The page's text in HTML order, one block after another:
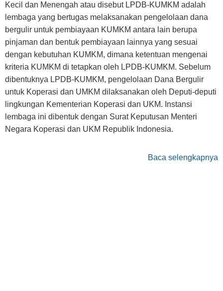
Kecil dan Menengah atau disebut LPDB-KUMKM adalah
lembaga yang bertugas melaksanakan pengelolaan dana
bergulir untuk pembiayaan KUMKM antara lain berupa
pinjaman dan bentuk pembiayaan lainnya yang sesuai
dengan kebutuhan KUMKM, dimana ketentuan mengenai
kriteria KUMKM di tetapkan oleh LPDB-KUMKM. Sebelum
dibentuknya LPDB-KUMKM, pengelolaan Dana Bergulir
untuk Koperasi dan UMKM dilaksanakan oleh Deputi-deputi
lingkungan Kementerian Koperasi dan UKM. Instansi
lembaga ini dibentuk dengan Surat Keputusan Menteri
Negara Koperasi dan UKM Republik Indonesia.
Baca selengkapnya